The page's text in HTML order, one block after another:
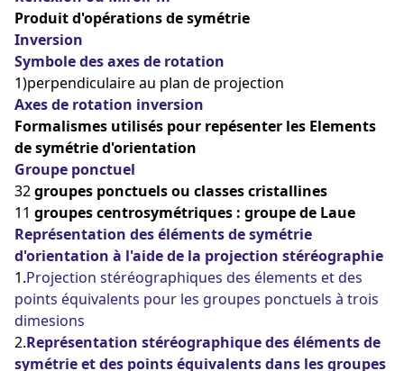
Produit d'opérations de symétrie
Inversion
Symbole des axes de rotation
1)perpendiculaire au plan de projection
Axes de rotation inversion
Formalismes utilisés pour repésenter les Elements
de symétrie d'orientation
Groupe ponctuel
32groupes ponctuels ou classes cristallines
11 groupes centrosymétriques : groupe de Laue
Représentation des éléments de symétrie
d'orientation à l'aide de la projection stéréographie
1.Projection stéréographiques des élements et des
points équivalents pour les groupes ponctuels à trois
dimesions
2.Représentation stéréographique des éléments de
symétrie et des points équivalents dans les groupes